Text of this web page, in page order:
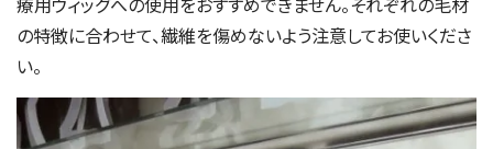
の特徴に合わせて、繊維を傷めないよう注意してお使いくださ
い。